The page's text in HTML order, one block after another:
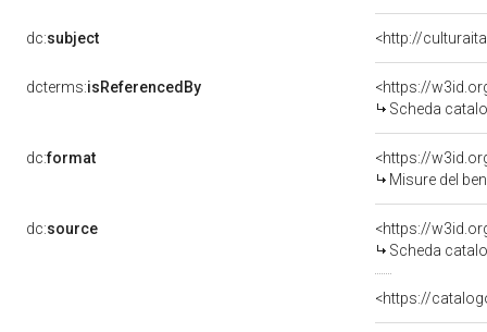
dc:subject <http://
dcterms:isReferencedBy
<https://
Scheda
dc:format
<https://
Misure del
dc:source
<https://
Scheda
<https://